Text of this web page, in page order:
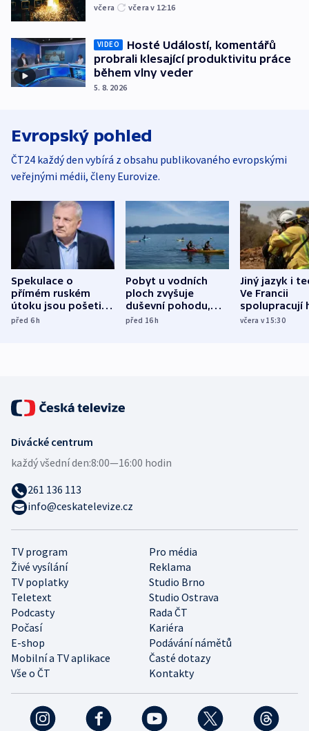
včera včera v 12:16
VIDEO
Hosté Událostí, komentářů
probrali klesající produktivitu práce
během vlny veder
5. 8. 2026
Evropský pohled
ČT24 každý den vybírá z obsahu publikovaného evropskými
veřejnými médii, členy Eurovize.
Spekulace o
přímém ruském
útoku jsou pošetilé,
míní estonský
před 6h
Pobyt u vodních
ploch zvyšuje
duševní pohodu,
ukázala
před 16h
Jiný jazyk i
Ve Francii
spolupracují
různých zemí
včera v 15:30
TV program
Pro média
Živé vysílání
Reklama
TV poplatky
Studio Brno
Teletext
Studio Ostrava
Podcasty
Rada ČT
Počasí
Kariéra
E-shop
Podávání námětů
Mobilní a TV aplikace
Časté dotazy
Vše o ČT
Kontakty
Divácké centrum
každý všední den:8:00—16:00 hodin
261 136 113
info@ceskatelevize.cz